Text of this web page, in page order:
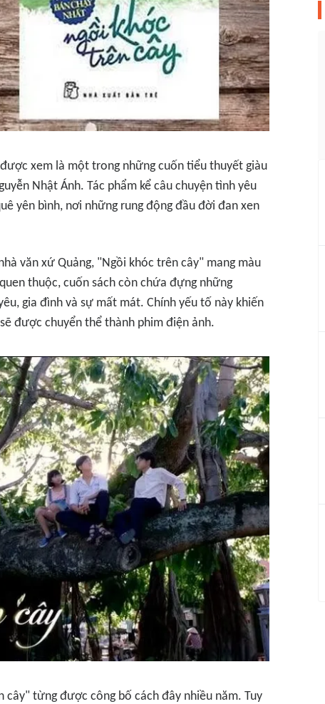
xem là một trong những cuốn tiểu thuyết giàu
Nhật Ánh. Tác phẩm kể câu chuyện tình yêu
yên bình, nơi những rung động đầu đời đan xen
văn xứ Quảng, "Ngồi khóc trên cây" mang màu
thuộc, cuốn sách còn chứa đựng những
gia đình và sự mất mát. Chính yếu tố này khiến
được chuyển thể thành phim điện ảnh.
từng được công bố cách đây nhiều năm. Tuy